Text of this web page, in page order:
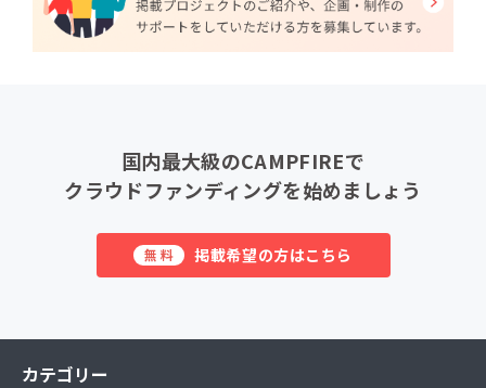
国内最大級のCAMPFIREで
クラウドファンディングを始めましょう
無料 掲載希望の方はこちら
カテゴリー